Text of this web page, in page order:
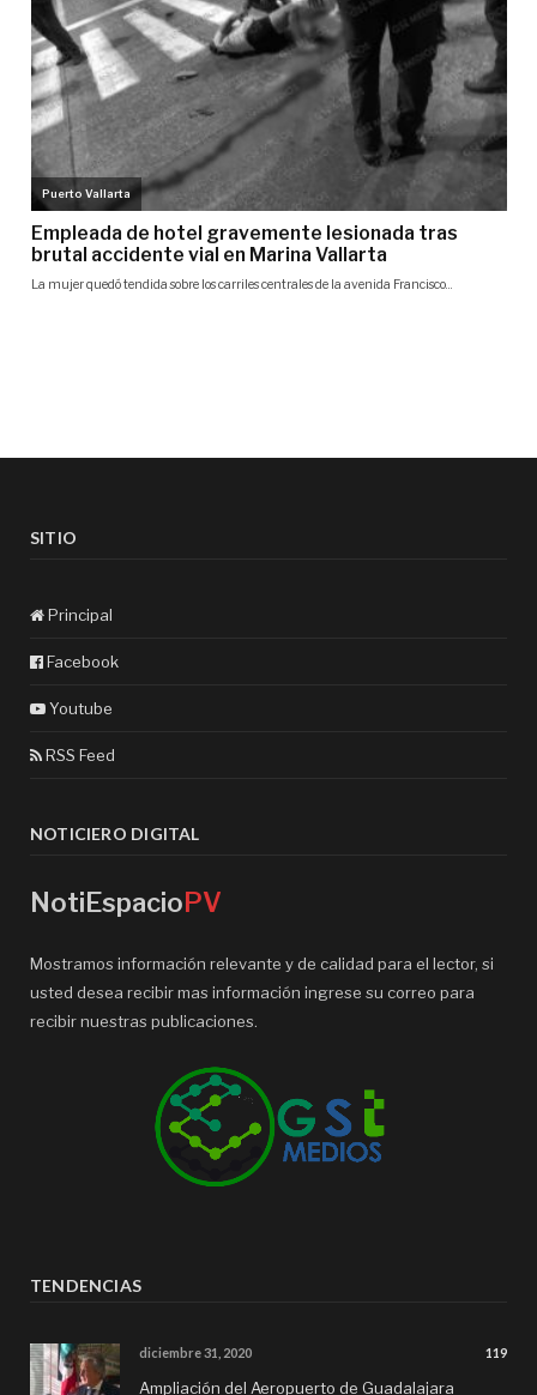
SITIO
Principal
Facebook
Youtube
RSS Feed
NOTICIERO DIGITAL
NotiEspacioPV
Mostramos información relevante y de calidad para el lector, si
usted desea recibir mas información ingrese su correo para
recibir nuestras publicaciones.
TENDENCIAS
diciembre 31, 2020 119
Ampliación del Aeropuerto de Guadalajara